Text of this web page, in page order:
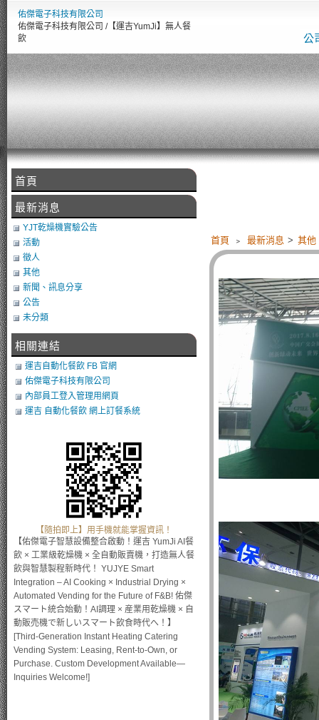
佑傑電子科技有限公司
佑傑電子科技有限公司 /【運吉YumJi】無人餐
飲
公
首頁 ﹥ 最新消息 > 其他
首頁
最新消息
YJT乾燥機實驗公告
活動
徵人
其他
新聞、訊息分享
公告
未分類
相關連結
運吉自動化餐飲 FB 官網
佑傑電子科技有限公司
內部員工登入管理用網頁
運吉 自動化餐飲 網上訂餐系統
【隨拍即上】用手機就能掌握資訊！
【佑傑電子智慧設備整合啟動！運吉 YumJi AI餐
飲 × 工業級乾燥機 × 全自動販賣機，打造無人餐
飲與智慧製程新時代！ YUJYE Smart
Integration – AI Cooking × Industrial Drying ×
Automated Vending for the Future of F&B! 佑傑
スマート統合始動！AI調理 × 産業用乾燥機 × 自
動販売機で新しいスマート飲食時代へ！】
[Third-Generation Instant Heating Catering
Vending System: Leasing, Rent-to-Own, or
Purchase. Custom Development Available—
Inquiries Welcome!]